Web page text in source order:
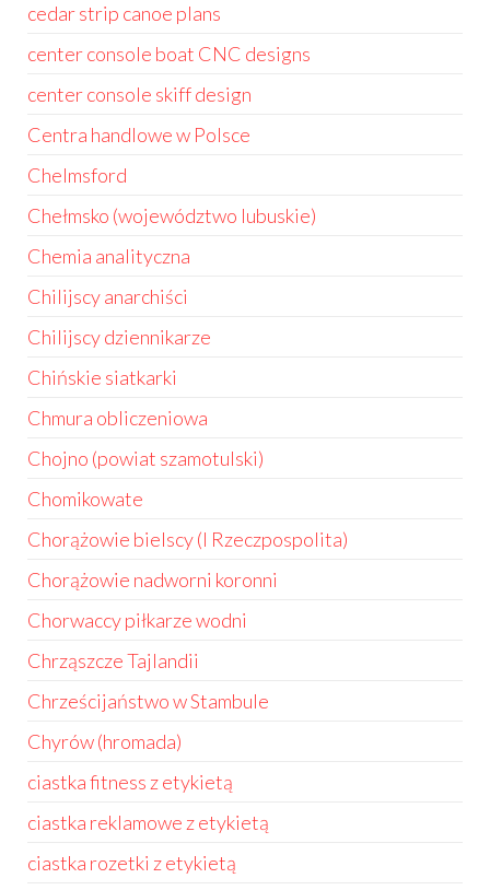
cedar strip canoe plans
center console boat CNC designs
center console skiff design
Centra handlowe w Polsce
Chelmsford
Chełmsko (województwo lubuskie)
Chemia analityczna
Chilijscy anarchiści
Chilijscy dziennikarze
Chińskie siatkarki
Chmura obliczeniowa
Chojno (powiat szamotulski)
Chomikowate
Chorążowie bielscy (I Rzeczpospolita)
Chorążowie nadworni koronni
Chorwaccy piłkarze wodni
Chrząszcze Tajlandii
Chrześcijaństwo w Stambule
Chyrów (hromada)
ciastka fitness z etykietą
ciastka reklamowe z etykietą
ciastka rozetki z etykietą